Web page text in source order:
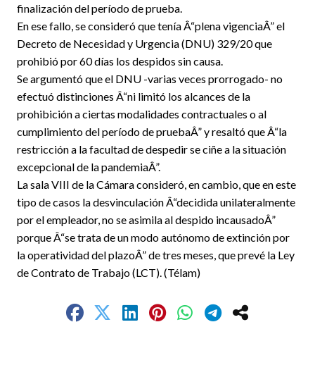
finalización del período de prueba.
En ese fallo, se consideró que tenía Â“plena vigenciaÂ” el
Decreto de Necesidad y Urgencia (DNU) 329/20 que
prohibió por 60 días los despidos sin causa.
Se argumentó que el DNU -varias veces prorrogado- no
efectuó distinciones Â“ni limitó los alcances de la
prohibición a ciertas modalidades contractuales o al
cumplimiento del período de pruebaÂ” y resaltó que Â“la
restricción a la facultad de despedir se ciñe a la situación
excepcional de la pandemiaÂ”.
La sala VIII de la Cámara consideró, en cambio, que en este
tipo de casos la desvinculación Â“decidida unilateralmente
por el empleador, no se asimila al despido incausadoÂ”
porque Â“se trata de un modo autónomo de extinción por
la operatividad del plazoÂ” de tres meses, que prevé la Ley
de Contrato de Trabajo (LCT). (Télam)